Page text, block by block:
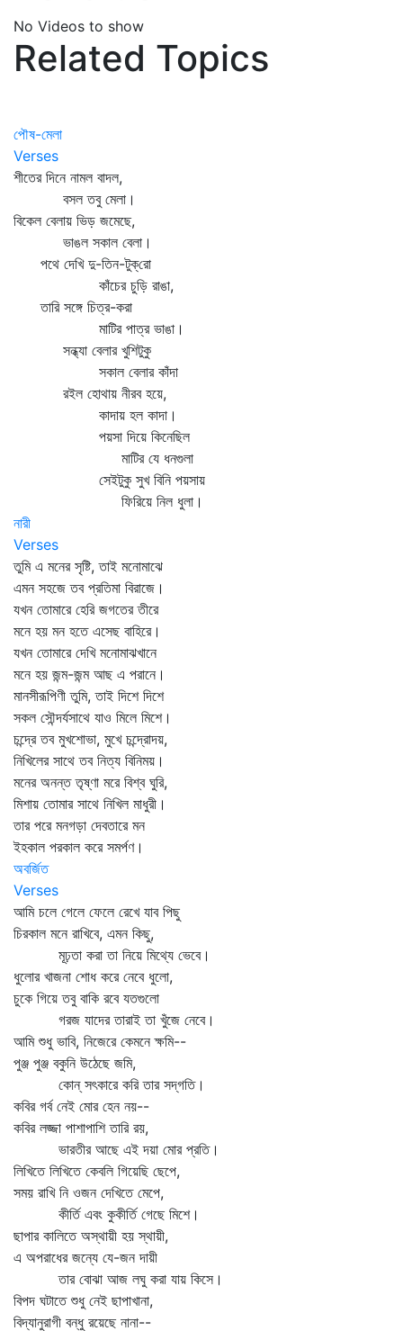
No Videos to show
Related Topics
পৌষ-মেলা
Verses
শীতের দিনে নামল বাদল,
বসল তবু মেলা।
বিকেল বেলায় ভিড় জমেছে,
ভাঙল সকাল বেলা।
পথে দেখি দু-তিন-টুক্‌রো
কাঁচের চুড়ি রাঙা,
তারি সঙ্গে চিত্র-করা
মাটির পাত্র ভাঙা।
সন্ধ্যা বেলার খুশিটুকু
সকাল বেলার কাঁদা
রইল হোথায় নীরব হয়ে,
কাদায় হল কাদা।
পয়সা দিয়ে কিনেছিল
মাটির যে ধনগুলা
সেইটুকু সুখ বিনি পয়সায়
ফিরিয়ে নিল ধুলা।
নারী
Verses
তুমি এ মনের সৃষ্টি, তাই মনোমাঝে
এমন সহজে তব প্রতিমা বিরাজে।
যখন তোমারে হেরি জগতের তীরে
মনে হয় মন হতে এসেছ বাহিরে।
যখন তোমারে দেখি মনোমাঝখানে
মনে হয় জন্ম-জন্ম আছ এ পরানে।
মানসীরূপিণী তুমি, তাই দিশে দিশে
সকল সৌন্দর্যসাথে যাও মিলে মিশে।
চন্দ্রে তব মুখশোভা, মুখে চন্দ্রোদয়,
নিখিলের সাথে তব নিত্য বিনিময়।
মনের অনন্ত তৃষ্ণা মরে বিশ্ব ঘুরি,
মিশায় তোমার সাথে নিখিল মাধুরী।
তার পরে মনগড়া দেবতারে মন
ইহকাল পরকাল করে সমর্পণ।
অবর্জিত
Verses
আমি চলে গেলে ফেলে রেখে যাব পিছু
চিরকাল মনে রাখিবে, এমন কিছু,
মূঢ়তা করা তা নিয়ে মিথ্যে ভেবে।
ধুলোর খাজনা শোধ করে নেবে ধুলো,
চুকে গিয়ে তবু বাকি রবে যতগুলো
গরজ যাদের তারাই তা খুঁজে নেবে।
আমি শুধু ভাবি, নিজেরে কেমনে ক্ষমি--
পুঞ্জ পুঞ্জ বকুনি উঠেছে জমি,
কোন্‌ সৎকারে করি তার সদ্‌গতি।
কবির গর্ব নেই মোর হেন নয়--
কবির লজ্জা পাশাপাশি তারি রয়,
ভারতীর আছে এই দয়া মোর প্রতি।
লিখিতে লিখিতে কেবলি গিয়েছি ছেপে,
সময় রাখি নি ওজন দেখিতে মেপে,
কীর্তি এবং কুকীর্তি গেছে মিশে।
ছাপার কালিতে অস্থায়ী হয় স্থায়ী,
এ অপরাধের জন্যে যে-জন দায়ী
তার বোঝা আজ লঘু করা যায় কিসে।
বিপদ ঘটাতে শুধু নেই ছাপাখানা,
বিদ্যানুরাগী বন্ধু রয়েছে নানা--